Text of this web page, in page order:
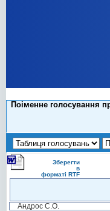
Поіменне голосування
Зберегти
в
форматі RTF
Андрос С.О.